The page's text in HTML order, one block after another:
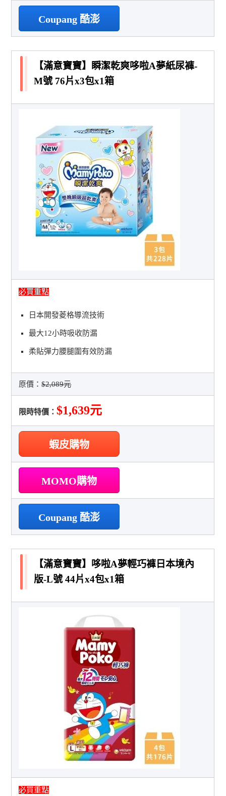
Coupang 酷澎
【滿意寶寶】瞬潔乾爽哆啦A夢紙尿褲-
M號 76片x3包x1箱
必買重點
日本開發菱格導流技術
最大12小時吸收防漏
柔貼彈力腰腿圍有效防漏
原價：$2,089元
限時特價：$1,639元
蝦皮購物
MOMO購物
Coupang 酷澎
【滿意寶寶】哆啦A夢輕巧褲日本境內
版-L號 44片x4包x1箱
必買重點